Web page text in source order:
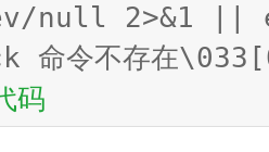
null 2>&1 ||
命令不存在
码